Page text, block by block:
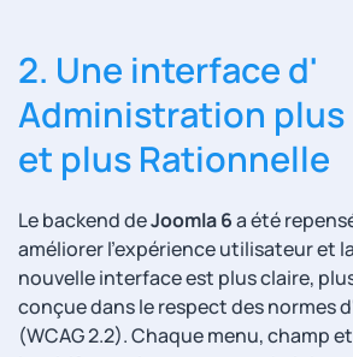
2. Une interface d'
Administration plus
et plus Rationnelle
Le backend deJoomla 6a été
améliorer l'expérience utilisateur et
nouvelle interface est plus claire,
conçue dans le respect des normes
(WCAG 2.2). Chaque menu, champ